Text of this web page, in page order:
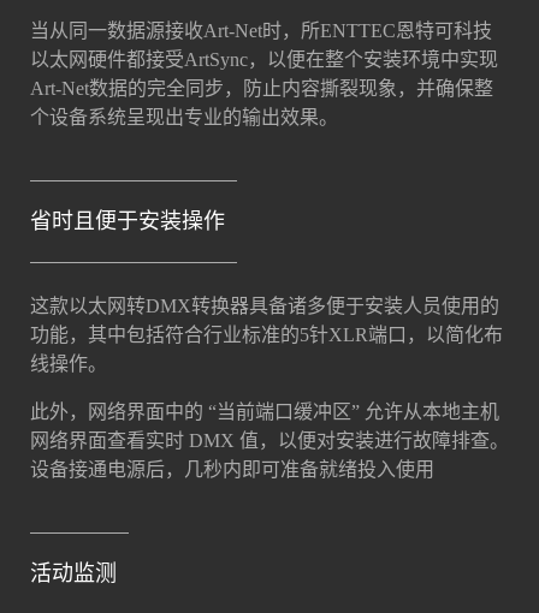
当从同一数据源接收Art-Net时，所ENTTEC恩特可科技
以太网硬件都接受ArtSync，以便在整个安装环境中实现
Art-Net数据的完全同步，防止内容撕裂现象，并确保整
个设备系统呈现出专业的输出效果。
省时且便于安装操作
这款以太网转DMX转换器具备诸多便于安装人员使用的
功能，其中包括符合行业标准的5针XLR端口，以简化布
线操作。
此外，网络界面中的 “当前端口缓冲区” 允许从本地主机
网络界面查看实时 DMX 值，以便对安装进行故障排查。
设备接通电源后，几秒内即可准备就绪投入使用
活动监测